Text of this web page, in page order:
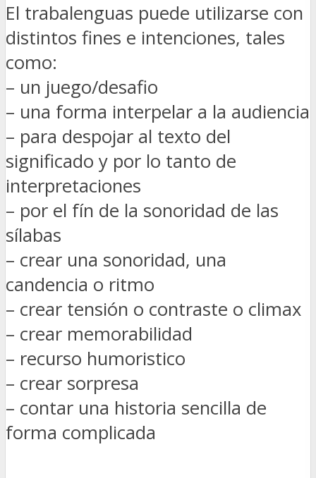
El trabalenguas puede utilizarse con
distintos fines e intenciones, tales
como:
– un juego/desafio
– una forma interpelar a la audiencia
– para despojar al texto del
significado y por lo tanto de
interpretaciones
– por el fín de la sonoridad de las
sílabas
– crear una sonoridad, una
candencia o ritmo
– crear tensión o contraste o climax
– crear memorabilidad
– recurso humoristico
– crear sorpresa
– contar una historia sencilla de
forma complicada